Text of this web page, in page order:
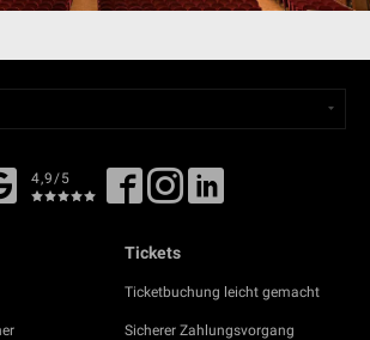
4,9/5
Tickets
Ticketbuchung leicht gemacht
Sicherer Zahlungsvorgang